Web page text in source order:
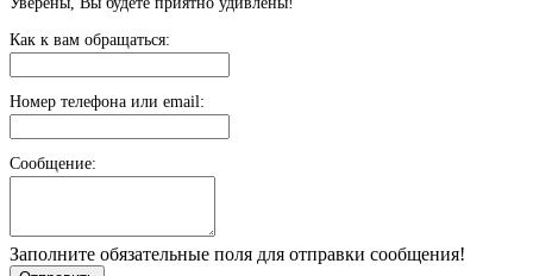
Как к вам обращаться:
Номер телефона или email:
Сообщение:
Заполните обязательные поля для отправки сообщения!